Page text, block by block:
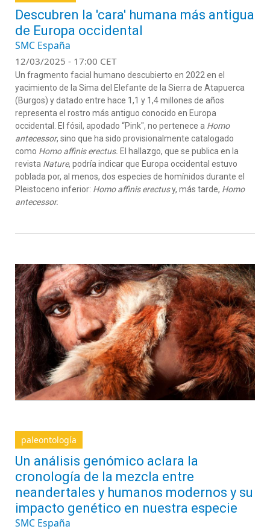
Descubren la 'cara' humana más antigua
de Europa occidental
SMC España
12/03/2025 - 17:00 CET
Un fragmento facial humano descubierto en 2022 en el
yacimiento de la Sima del Elefante de la Sierra de Atapuerca
(Burgos) y datado entre hace 1,1 y 1,4 millones de años
representa el rostro más antiguo conocido en Europa
occidental. El fósil, apodado “Pink", no pertenece a Homo
antecessor, sino que ha sido provisionalmente catalogado
como Homo affinis erectus. El hallazgo, que se publica en la
revista Nature, podría indicar que Europa occidental estuvo
poblada por, al menos, dos especies de homínidos durante el
Pleistoceno inferior: Homo affinis erectusy, más tarde, Homo
antecessor.
paleontología
Un análisis genómico aclara la
cronología de la mezcla entre
neandertales y humanos modernos y su
impacto genético en nuestra especie
SMC España